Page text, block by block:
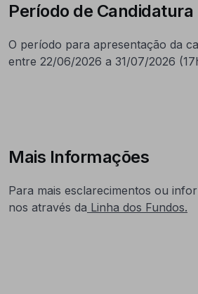
Período de Candidatura
O período para apresentação da
entre 22/06/2026 a 31/07/2026
Mais Informações
Para mais esclarecimentos ou
nos através da Linha dos Fundos.